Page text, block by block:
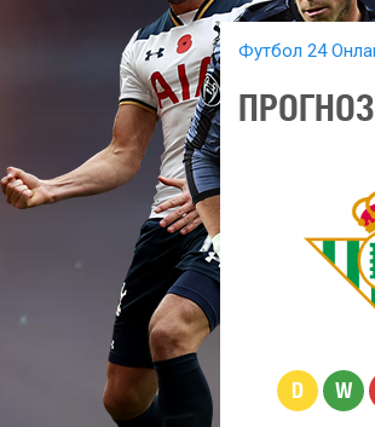
Футбол 24
D W